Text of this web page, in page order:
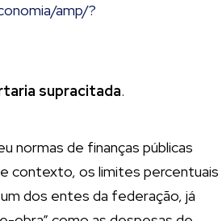
amp/?
supracitada.
normas de finanças públicas
contexto, os limites percentuais
dos entes da federação, já